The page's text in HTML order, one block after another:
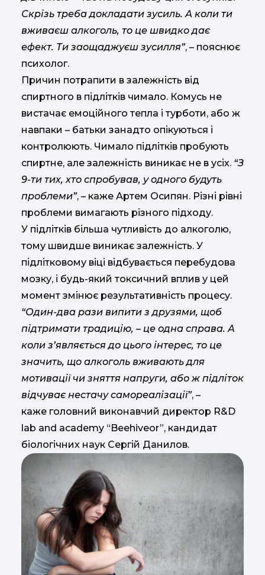
Скрізь треба докладати зусиль. А коли ти
вживаєш алкоголь, то це швидко дає
ефект. Ти заощаджуєш зусилля”, – пояснює
психолог.
Причин потрапити в залежність від
спиртного в підлітків чимало. Комусь не
вистачає емоційного тепла і турботи, або ж
навпаки – батьки занадто опікуються і
контролюють. Чимало підлітків пробують
спиртне, але залежність виникає не в усіх. “З
9-ти тих, хто спробував, у одного будуть
проблеми”, – каже Артем Осипян. Різні рівні
проблеми вимагають різного підходу.
У підлітків більша чутливість до алкоголю,
тому швидше виникає залежність. У
підлітковому віці відбувається перебудова
мозку, і будь-який токсичний вплив у цей
момент змінює результативність процесу.
“Один-два рази випити з друзями, щоб
підтримати традицію, – це одна справа. А
коли з’являється до цього інтерес, то це
значить, що алкоголь вживають для
мотивації чи зняття напруги, або ж підліток
відчуває нестачу самореалізації”, –
каже головний виконавчий директор R&D
lab and academy “Beehiveor”, кандидат
біологічних наук Сергій Данилов.